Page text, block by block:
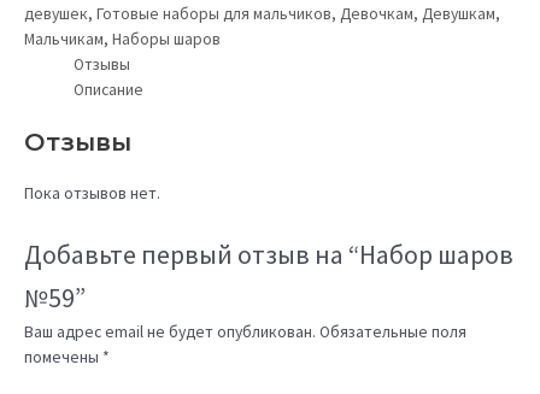
девушек, Готовые наборы для мальчиков, Девочкам, Девушкам,
Мальчикам, Наборы шаров
Отзывы
Описание
Отзывы
Пока отзывов нет.
Добавьте первый отзыв на “Набор шаров
№59”
Ваш адрес email не будет опубликован. Обязательные поля
помечены *